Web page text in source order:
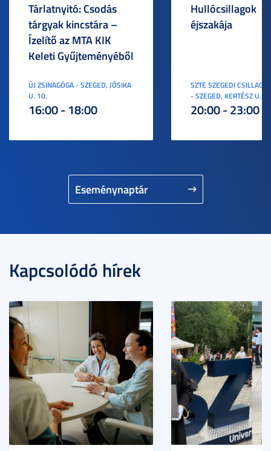
Eseménynaptár
Tárlatnyitó: Csodás
tárgyak kincstára –
Ízelítő az MTA KIK
Keleti Gyűjteményéből
ÚJ ZSINAGÓGA - SZEGED, JÓSIKA
U. 10.
16:00 - 18:00
Hullócsillagok
éjszakája
SZTE SZEGEDI
- SZEGED, KERTÉSZ U. 3.
20:00 - 23:00
Kapcsolódó hírek